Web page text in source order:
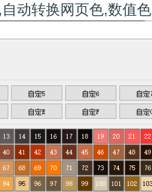
动转换网页色,数值色